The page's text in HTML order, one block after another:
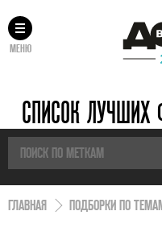
МЕНЮ
СПИСОК
ГЛАВНАЯ ПОДБОРКИ ПО